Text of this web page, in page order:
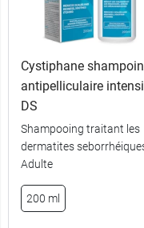
comprimés
360
Cystiphane
antipelliculaire
DS
Shampooing traitant les
dermatites
Adulte
200 ml